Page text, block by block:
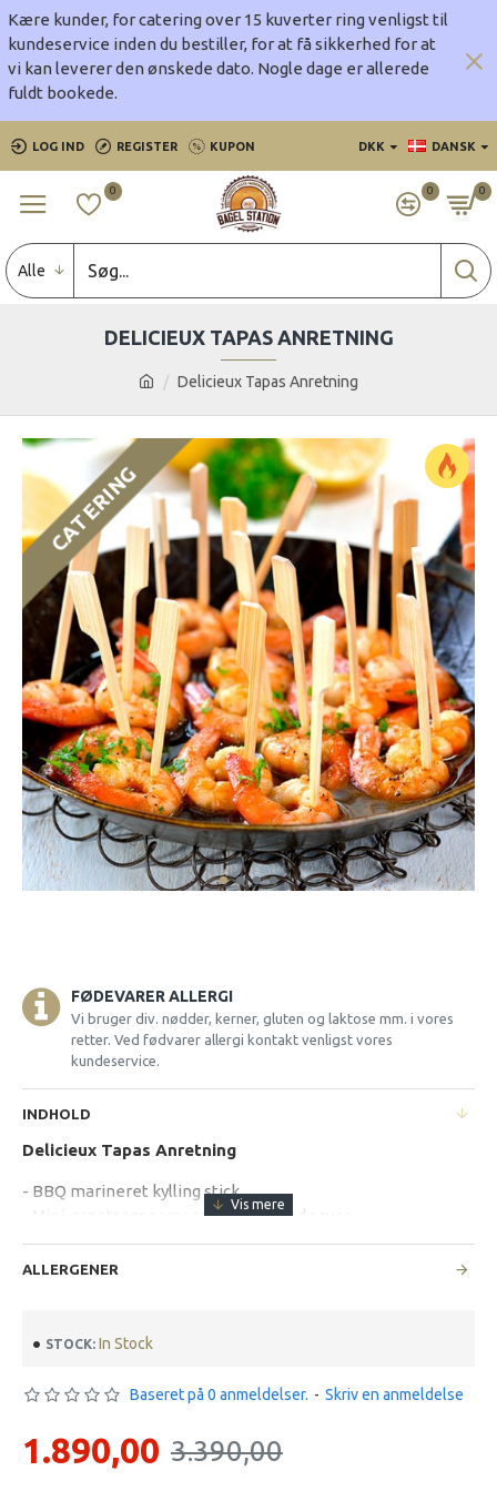
Kære kunder, for catering over 15 kuverter ring venligst til
kundeservice inden du bestiller, for at få sikkerhed for at
vi kan leverer den ønskede dato. Nogle dage er allerede
fuldt bookede.
LOG IND REGISTER KUPON DKK DANSK
0 0 0
Alle
Delicieux Tapas Anretning
DELICIEUX TAPAS ANRETNING
CATERING
FØDEVARER ALLERGI
Vi bruger div. nødder, kerner, gluten og laktose mm. i vores
retter. Ved fødvarer allergi kontakt venligst vores
kundeservice.
INDHOLD
Delicieux Tapas Anretning
- BBQ marineret kylling stick
- Mini-grøntsags samosa med sur-sød sauce
- Asiatiske mini-forårsruller med sur-sød sauce
- Hjemmelavet spinattærte/soufflé med spinat, løg,
- Hjemmelavet spansk inspireret kartoffeltærte med
gratineret med tomater og ricotta-ost
rødløg
- Spansk lufttørret serrano skinke
ALLERGENER
STOCK: In Stock
Baseret på 0 anmeldelser. - Skriv en anmeldelse
1.890,00 3.390,00